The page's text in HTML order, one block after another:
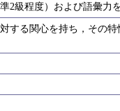
2級程度）および語彙力
対する関心を持ち，その